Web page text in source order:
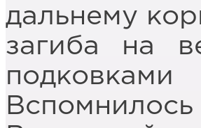
дальнему
загиба на